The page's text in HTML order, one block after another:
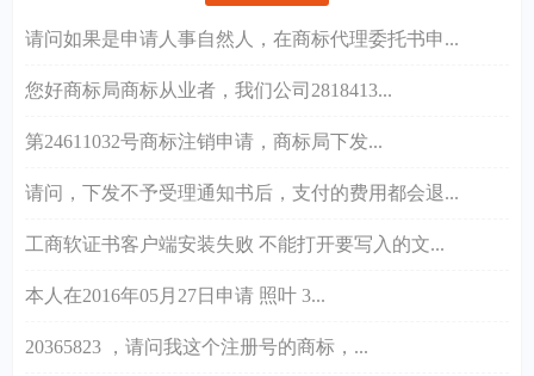
请问如果是申请人事自然人，在商标代理委托书申...
您好商标局商标从业者，我们公司2818413...
第24611032号商标注销申请，商标局下发...
请问，下发不予受理通知书后，支付的费用都会退...
工商软证书客户端安装失败 不能打开要写入的文...
本人在2016年05月27日申请 照叶 3...
20365823 ，请问我这个注册号的商标，...